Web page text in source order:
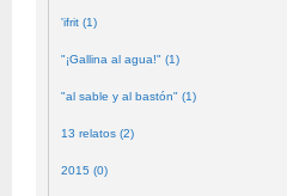
'ifrit (1)
"¡Gallina al agua!" (1)
"al sable y al bastón" (1)
13 relatos (2)
2015 (0)